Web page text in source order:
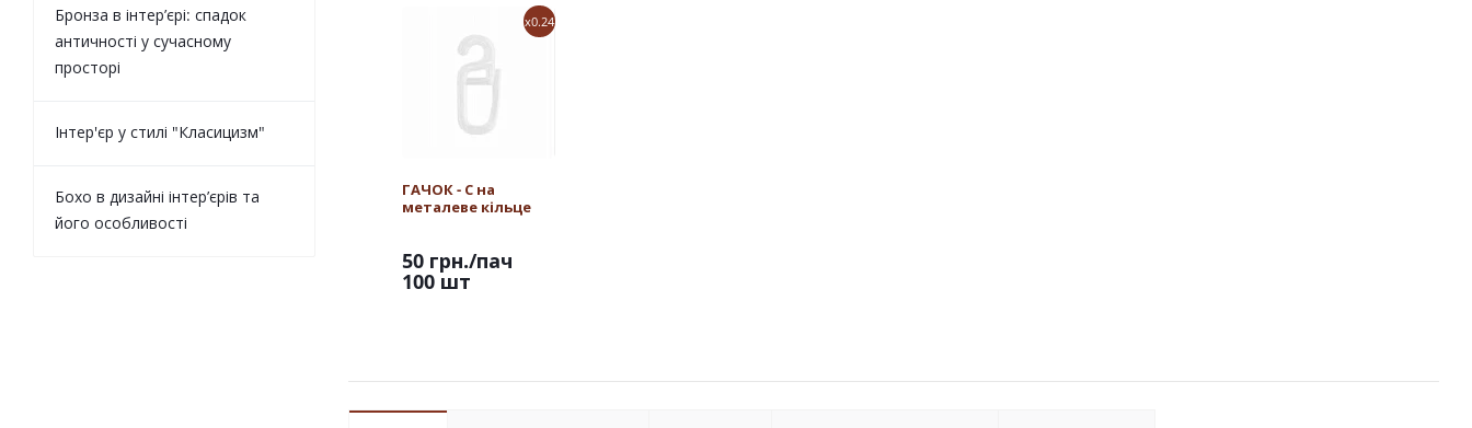
x0.24
ГАЧОК - С на
металеве кільце
50 грн./пач
100 шт
Бронза в інтер’єрі: спадок
античності у сучасному
просторі
Інтер'єр у стилі "Класицизм"
Бохо в дизайні інтер’єрів та
його особливості